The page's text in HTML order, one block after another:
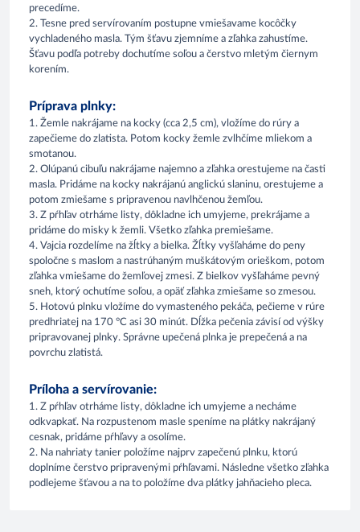
precedíme.
2. Tesne pred servírovaním postupne vmiešavame kocôčky
vychladeného masla. Tým šťavu zjemníme a zľahka zahustíme.
Šťavu podľa potreby dochutíme soľou a čerstvo mletým čiernym
korením.
Príprava plnky:
1. Žemle nakrájame na kocky (cca 2,5 cm), vložíme do rúry a
zapečieme do zlatista. Potom kocky žemle zvlhčíme mliekom a
smotanou.
2. Olúpanú cibuľu nakrájame najemno a zľahka orestujeme na časti
masla. Pridáme na kocky nakrájanú anglickú slaninu, orestujeme a
potom zmiešame s pripravenou navlhčenou žemľou.
3. Z pŕhľav otrháme listy, dôkladne ich umyjeme, prekrájame a
pridáme do misky k žemli. Všetko zľahka premiešame.
4. Vajcia rozdelíme na žĺtky a bielka. Žĺtky vyšľaháme do peny
spoločne s maslom a nastrúhaným muškátovým orieškom, potom
zľahka vmiešame do žemľovej zmesi. Z bielkov vyšľaháme pevný
sneh, ktorý ochutíme soľou, a opäť zľahka zmiešame so zmesou.
5. Hotovú plnku vložíme do vymasteného pekáča, pečieme v rúre
predhriatej na 170 °C asi 30 minút. Dĺžka pečenia závisí od výšky
pripravovanej plnky. Správne upečená plnka je prepečená a na
povrchu zlatistá.
Príloha a servírovanie:
1. Z pŕhľav otrháme listy, dôkladne ich umyjeme a necháme
odkvapkať. Na rozpustenom masle speníme na plátky nakrájaný
cesnak, pridáme pŕhľavy a osolíme.
2. Na nahriaty tanier položíme najprv zapečenú plnku, ktorú
doplníme čerstvo pripravenými pŕhľavami. Následne všetko zľahka
podlejeme šťavou a na to položíme dva plátky jahňacieho pleca.